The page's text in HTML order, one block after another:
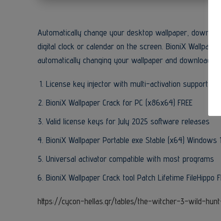
Automatically change your desktop wallpaper,
digital clock or calendar on the screen. BioniX
automatically changing your wallpaper and
License key injector with multi-activation support
BioniX Wallpaper Crack for PC (x86x64) FREE
Valid license keys for July 2025 software releases
BioniX Wallpaper Portable exe Stable (x64) Windows
Universal activator compatible with most programs
BioniX Wallpaper Crack tool Patch Lifetime FileHippo
https://cycon-hellas.gr/tables/the-witcher-3-wild-